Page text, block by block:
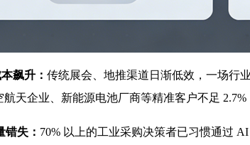
飙升： 传统展会、地推渠道日渐低效，一场行
天企业、新能源电池厂商等精准客户不足 2.7%
错失： 70% 以上的工业采购决策者已习惯通过